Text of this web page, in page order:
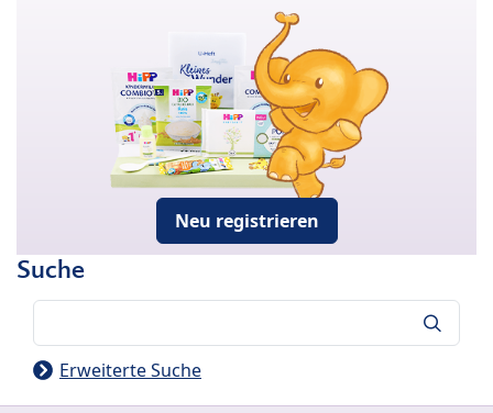
Neu registrieren
Suche
Erweiterte Suche